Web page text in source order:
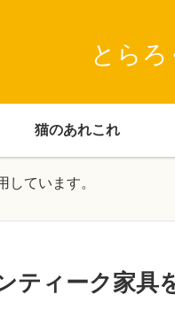
とら
猫のあれこれ
しています。
ティーク家具